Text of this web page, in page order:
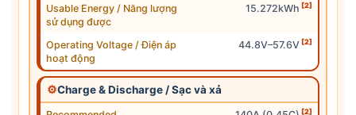
Usable Energy / Năng lượng
sử dụng được
15.272kWh [2]
Operating Voltage / Điện áp
hoạt động
44.8V–57.6V [2]
⚙Charge & Discharge / Sạc và xả
[2]